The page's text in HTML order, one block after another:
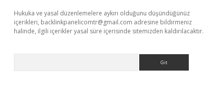
Hukuka ve yasal düzenlemelere aykırı olduğunu düşündüğünüz
içerikleri, backlinkpanelicomtr@gmail.com adresine bildirmeniz
halinde, ilgili içerikler yasal süre içerisinde sitemizden kaldırılacaktır.